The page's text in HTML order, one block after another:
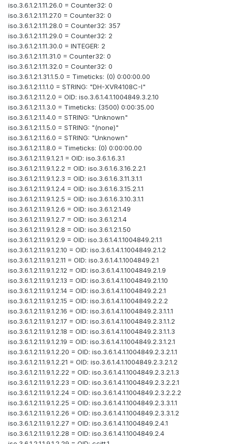
iso.3.6.1.2.1.11.26.0 = Counter32: 0
iso.3.6.1.2.1.11.27.0 = Counter32: 0
iso.3.6.1.2.1.11.28.0 = Counter32: 357
iso.3.6.1.2.1.11.29.0 = Counter32: 2
iso.3.6.1.2.1.11.30.0 = INTEGER: 2
iso.3.6.1.2.1.11.31.0 = Counter32: 0
iso.3.6.1.2.1.11.32.0 = Counter32: 0
iso.3.6.1.2.1.31.1.5.0 = Timeticks: (0) 0:00:00.00
iso.3.6.1.2.1.1.1.0 = STRING: "DH-XVR4108C-I"
iso.3.6.1.2.1.1.2.0 = OID: iso.3.6.1.4.1.1004849.3.2.10
iso.3.6.1.2.1.1.3.0 = Timeticks: (3500) 0:00:35.00
iso.3.6.1.2.1.1.4.0 = STRING: "Unknown"
iso.3.6.1.2.1.1.5.0 = STRING: "(none)"
iso.3.6.1.2.1.1.6.0 = STRING: "Unknown"
iso.3.6.1.2.1.1.8.0 = Timeticks: (0) 0:00:00.00
iso.3.6.1.2.1.1.9.1.2.1 = OID: iso.3.6.1.6.3.1
iso.3.6.1.2.1.1.9.1.2.2 = OID: iso.3.6.1.6.3.16.2.2.1
iso.3.6.1.2.1.1.9.1.2.3 = OID: iso.3.6.1.6.3.11.3.1.1
iso.3.6.1.2.1.1.9.1.2.4 = OID: iso.3.6.1.6.3.15.2.1.1
iso.3.6.1.2.1.1.9.1.2.5 = OID: iso.3.6.1.6.3.10.3.1.1
iso.3.6.1.2.1.1.9.1.2.6 = OID: iso.3.6.1.2.1.49
iso.3.6.1.2.1.1.9.1.2.7 = OID: iso.3.6.1.2.1.4
iso.3.6.1.2.1.1.9.1.2.8 = OID: iso.3.6.1.2.1.50
iso.3.6.1.2.1.1.9.1.2.9 = OID: iso.3.6.1.4.1.1004849.2.1.1
iso.3.6.1.2.1.1.9.1.2.10 = OID: iso.3.6.1.4.1.1004849.2.1.2
iso.3.6.1.2.1.1.9.1.2.11 = OID: iso.3.6.1.4.1.1004849.2.1
iso.3.6.1.2.1.1.9.1.2.12 = OID: iso.3.6.1.4.1.1004849.2.1.9
iso.3.6.1.2.1.1.9.1.2.13 = OID: iso.3.6.1.4.1.1004849.2.1.10
iso.3.6.1.2.1.1.9.1.2.14 = OID: iso.3.6.1.4.1.1004849.2.2.1
iso.3.6.1.2.1.1.9.1.2.15 = OID: iso.3.6.1.4.1.1004849.2.2.2
iso.3.6.1.2.1.1.9.1.2.16 = OID: iso.3.6.1.4.1.1004849.2.3.1.1.1
iso.3.6.1.2.1.1.9.1.2.17 = OID: iso.3.6.1.4.1.1004849.2.3.1.1.2
iso.3.6.1.2.1.1.9.1.2.18 = OID: iso.3.6.1.4.1.1004849.2.3.1.1.3
iso.3.6.1.2.1.1.9.1.2.19 = OID: iso.3.6.1.4.1.1004849.2.3.1.2.1
iso.3.6.1.2.1.1.9.1.2.20 = OID: iso.3.6.1.4.1.1004849.2.3.2.1.1
iso.3.6.1.2.1.1.9.1.2.21 = OID: iso.3.6.1.4.1.1004849.2.3.2.1.2
iso.3.6.1.2.1.1.9.1.2.22 = OID: iso.3.6.1.4.1.1004849.2.3.2.1.3
iso.3.6.1.2.1.1.9.1.2.23 = OID: iso.3.6.1.4.1.1004849.2.3.2.2.1
iso.3.6.1.2.1.1.9.1.2.24 = OID: iso.3.6.1.4.1.1004849.2.3.2.2.2
iso.3.6.1.2.1.1.9.1.2.25 = OID: iso.3.6.1.4.1.1004849.2.3.3.1.1
iso.3.6.1.2.1.1.9.1.2.26 = OID: iso.3.6.1.4.1.1004849.2.3.3.1.2
iso.3.6.1.2.1.1.9.1.2.27 = OID: iso.3.6.1.4.1.1004849.2.4.1
iso.3.6.1.2.1.1.9.1.2.28 = OID: iso.3.6.1.4.1.1004849.2.4